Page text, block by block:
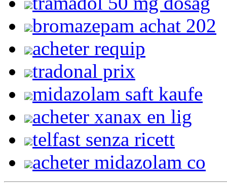
bromazepam achat 202
acheter requip
tradonal prix
midazolam saft kaufe
acheter xanax en lig
telfast senza ricett
acheter midazolam co